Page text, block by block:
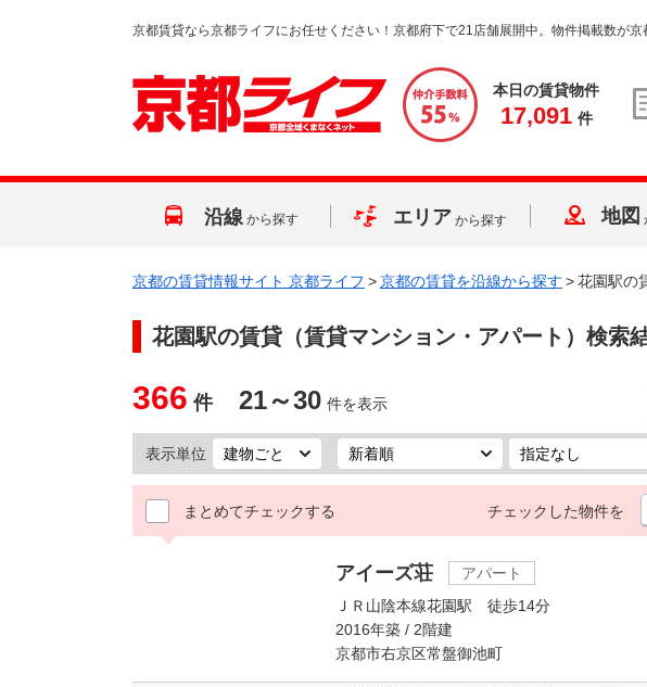
京都賃貸なら京都ライフにお任せください！京都府下で21店舗展開中。物件掲載数が京
本日の賃貸物件
17,091 件
沿線 から探す エリア から探す 地図
京都の賃貸情報サイト 京都ライフ >京都の賃貸を沿線から探す >花園駅の
花園駅の賃貸（賃貸マンション・アパート）検索
366 件 21～30 件を表示
表示単位
まとめてチェックする チェックした物件を
アイーズ荘
アパート
ＪＲ山陰本線花園駅 徒歩14分
2016年築 / 2階建
京都市右京区常盤御池町